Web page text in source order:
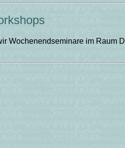
Wochenendseminare im Raum